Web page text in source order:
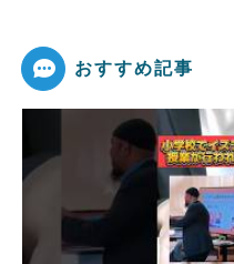
おすすめ記事